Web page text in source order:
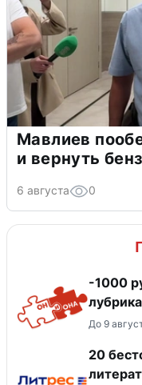
Мавлиев
и вернуть
6 августа 0
-1000
До 9
20